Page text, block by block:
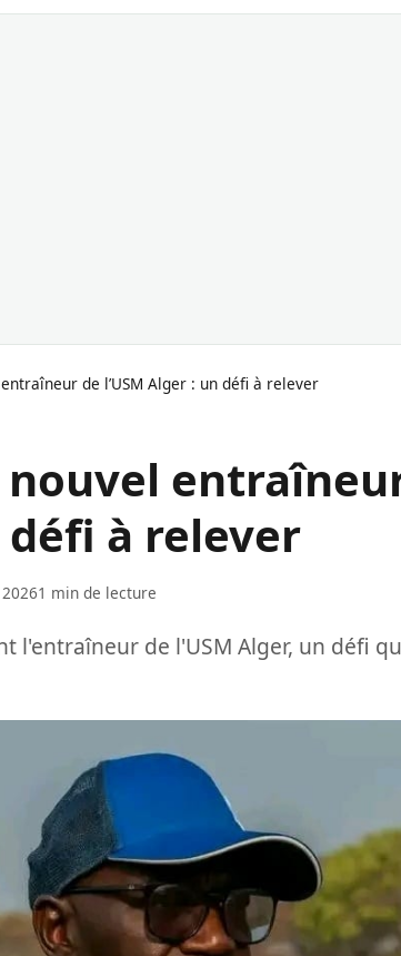
de l’USM Alger : un défi à relever
défi à relever
1 min de lecture
l'entraîneur de l'USM Alger, un défi